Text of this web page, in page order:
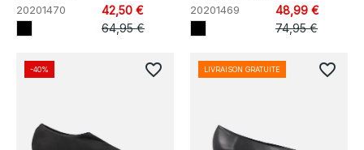
20201470
42,50 €
64,95 €
20201469
48,99 €
74,95 €
-40% favorite_border LIVRAISON GRATUITE favorite_border